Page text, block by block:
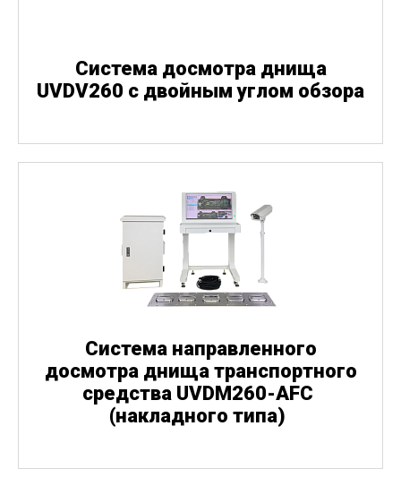
Система досмотра днища
UVDV260 с двойным углом обзора
Система направленного
досмотра днища транспортного
средства UVDM260-AFC
(накладного типа)